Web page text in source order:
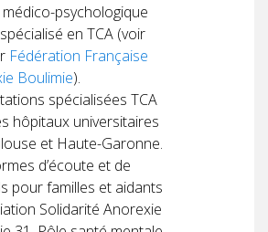
psychologique
en TCA (voir
Fédération Française
Boulimie).
spécialisées TCA
hôpitaux universitaires
et Haute-Garonne.
d’écoute et de
pour familles et aidants
Solidarité Anorexie